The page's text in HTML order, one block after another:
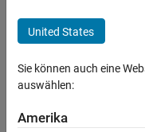
Inside Sales
Sales Operations
Marketing
Business Model Team
Finance and
+6
Derzeit
United States
Sie können auch eine
auswählen:
Amerika